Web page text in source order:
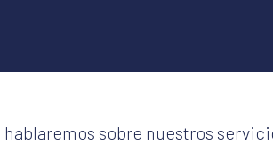
sobre nuestros